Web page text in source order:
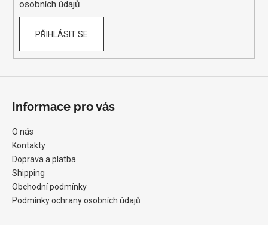
osobních údajů
PŘIHLÁSIT SE
Informace pro vás
O nás
Kontakty
Doprava a platba
Shipping
Obchodní podmínky
Podmínky ochrany osobních údajů